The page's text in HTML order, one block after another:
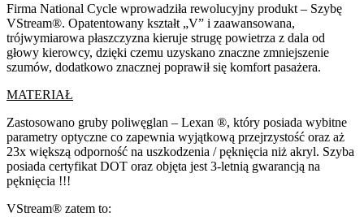
Firma National Cycle wprowadziła rewolucyjny produkt – Szybę
VStream®. Opatentowany kształt „V” i zaawansowana,
trójwymiarowa płaszczyzna kieruje strugę powietrza z dala od
głowy kierowcy, dzięki czemu uzyskano znaczne zmniejszenie
szumów, dodatkowo znacznej poprawił się komfort pasażera.
MATERIAŁ
Zastosowano gruby poliwęglan – Lexan ®, który posiada wybitne
parametry optyczne co zapewnia wyjątkową przejrzystość oraz aż
23x większą odporność na uszkodzenia / pęknięcia niż akryl. Szyba
posiada certyfikat DOT oraz objęta jest 3-letnią gwarancją na
pęknięcia !!!
VStream® zatem to: